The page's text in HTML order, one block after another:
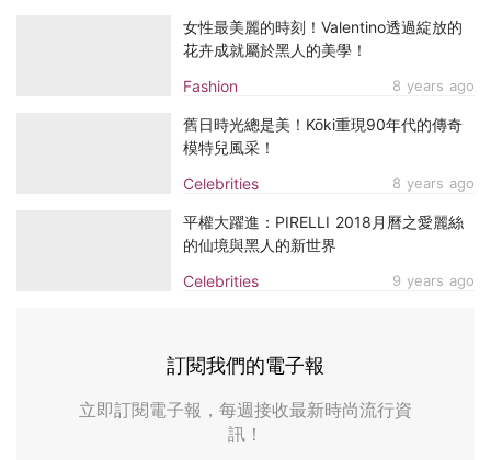
Fashion 8 years ago
女性最美麗的時刻！Valentino透過綻放的
花卉成就屬於黑人的美學！
Celebrities 8 years ago
舊日時光總是美！Kōki重現90年代的傳奇
模特兒風采！
Celebrities 9 years ago
平權大躍進：PIRELLI 2018月曆之愛麗絲
的仙境與黑人的新世界
訂閱我們的電子報
立即訂閱電子報，每週接收最新時尚流行資
訊！